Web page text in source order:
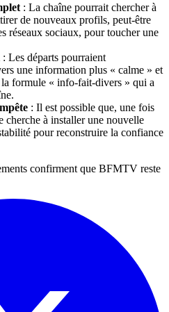
: La chaîne pourrait chercher à
de nouveaux profils, peut-être
réseaux sociaux, pour toucher une
: Les départs pourraient
une information plus « calme » et
formule « info-fait-divers » qui a
: Il est possible que, une fois
cherche à installer une nouvelle
pour reconstruire la confiance
confirment que BFMTV reste